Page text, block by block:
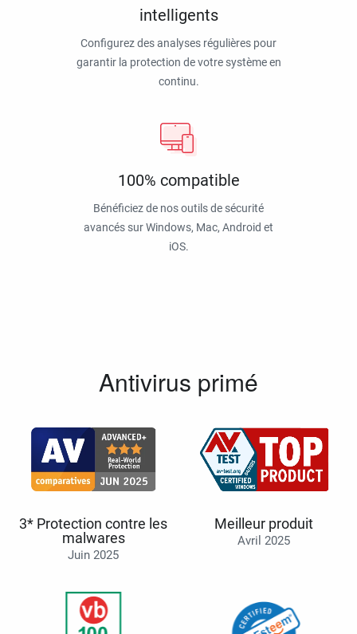
intelligents
Configurez des analyses régulières pour
garantir la protection de votre système en
continu.
100% compatible
Bénéficiez de nos outils de sécurité
avancés sur Windows, Mac, Android et
iOS.
Antivirus primé
3* Protection contre les
malwares
Juin 2025
Meilleur produit
Avril 2025